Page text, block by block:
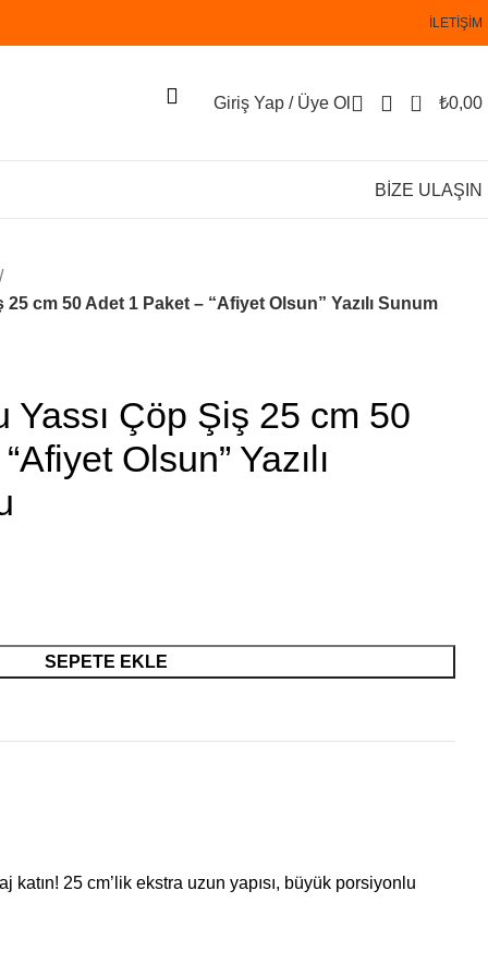
İLETİŞİM
Giriş Yap / Üye Ol 0 ₺0,00
BİZE ULAŞIN
cm 50 Adet 1 Paket – “Afiyet Olsun” Yazılı Sunum
Çöp Şiş 25 cm 50
Olsun” Yazılı
SEPETE EKLE
25 cm’lik ekstra uzun yapısı, büyük porsiyonlu